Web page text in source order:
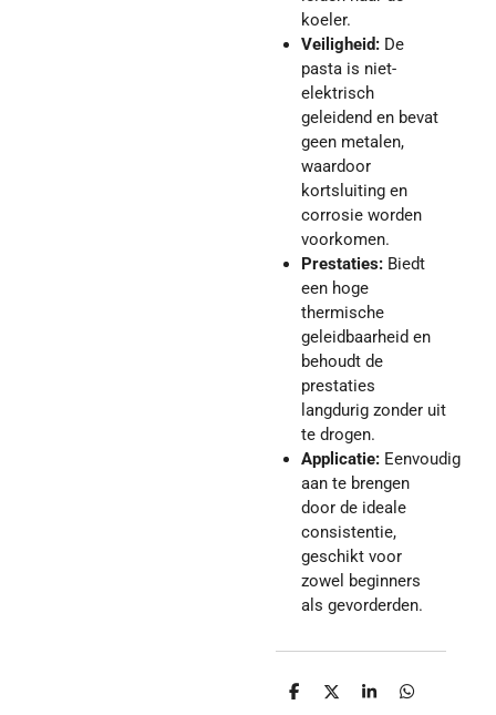
koeler.
Veiligheid:De
pasta is niet-
elektrisch
geleidend en bevat
geen metalen,
waardoor
kortsluiting en
corrosie worden
voorkomen.
Prestaties:Biedt
een hoge
thermische
geleidbaarheid en
behoudt de
prestaties
langdurig zonder uit
te drogen.
Applicatie:Eenvoudig
aan te brengen
door de ideale
consistentie,
geschikt voor
zowel beginners
als gevorderden.
D
D
S
D